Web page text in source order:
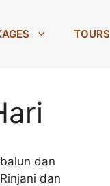
TOURS
dan
dan